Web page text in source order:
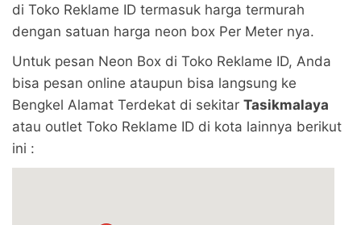
di Toko Reklame ID termasuk harga termurah
dengan satuan harga neon box Per Meter nya.
Untuk pesan Neon Box di Toko Reklame ID, Anda
bisa pesan online ataupun bisa langsung ke
Bengkel Alamat Terdekat di sekitar Tasikmalaya
atau outlet Toko Reklame ID di kota lainnya berikut
ini :